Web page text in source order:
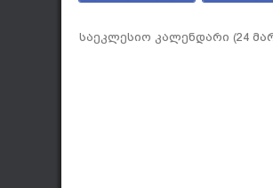
საეკლესიო კალენდარი (24